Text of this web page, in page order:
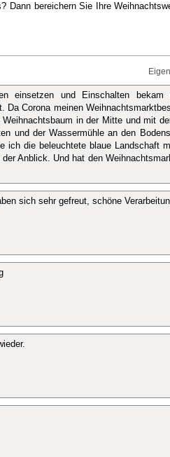
Dann bereichern Sie Ihre
einsetzen und Einschalten bekam
Corona meinen
in der Mitte und mit
und der Wassermühle an den
ich die beleuchtete blaue Landschaft
Anblick. Und hat den
sich sehr gefreut, schöne